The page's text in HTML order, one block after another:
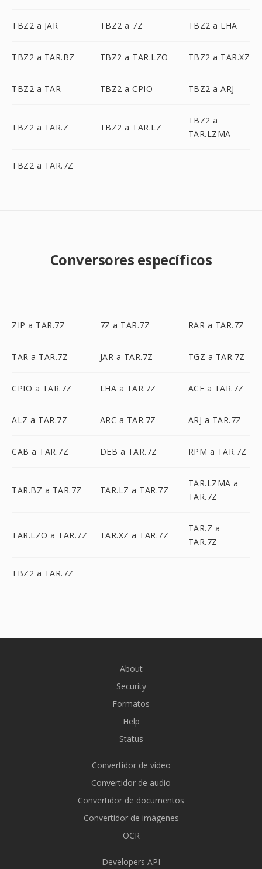
TBZ2 a JAR TBZ2 a 7Z TBZ2 a LHA
TBZ2 a TAR.BZ TBZ2 a TAR.LZO TBZ2 a TAR.XZ
TBZ2 a TAR TBZ2 a CPIO TBZ2 a ARJ
TBZ2 a TAR.Z TBZ2 a TAR.LZ
TBZ2 a
TAR.LZMA
TBZ2 a TAR.7Z
Conversores específicos
ZIP a TAR.7Z 7Z a TAR.7Z RAR a TAR.7Z
TAR a TAR.7Z JAR a TAR.7Z TGZ a TAR.7Z
CPIO a TAR.7Z LHA a TAR.7Z ACE a TAR.7Z
ALZ a TAR.7Z ARC a TAR.7Z ARJ a TAR.7Z
CAB a TAR.7Z DEB a TAR.7Z RPM a TAR.7Z
TAR.BZ a TAR.7Z TAR.LZ a TAR.7Z
TAR.LZMA a
TAR.7Z
TAR.LZO a TAR.7Z TAR.XZ a TAR.7Z
TAR.Z a
TAR.7Z
TBZ2 a TAR.7Z
About
Security
Formatos
Help
Status
Convertidor de vídeo
Convertidor de audio
Convertidor de documentos
Convertidor de imágenes
OCR
Developers API